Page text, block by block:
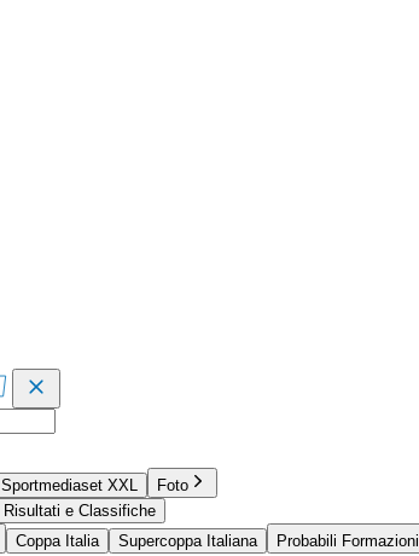
Sportmediaset XXL
Foto
Risultati e Classifiche
Coppa Italia Supercoppa Italiana Probabili Formazioni